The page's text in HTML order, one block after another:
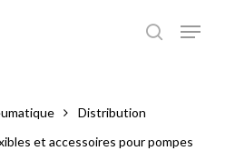
Distribution
et accessoires pour pompes